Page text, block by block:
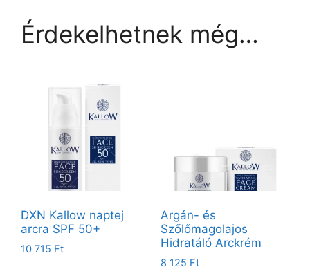
Érdekelhetnek még…
DXN Kallow naptej
arcra SPF 50+
10 715 Ft
Argán- és
Szőlőmagolajos
Hidratáló Arckrém
8 125 Ft